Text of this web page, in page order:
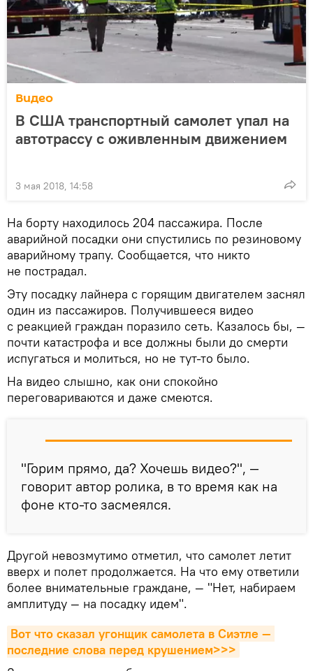
Видео
В США транспортный самолет упал на
автотрассу с оживленным движением
3 мая 2018, 14:58
На борту находилось 204 пассажира. После
аварийной посадки они спустились по резиновому
аварийному трапу. Сообщается, что никто
не пострадал.
Эту посадку лайнера с горящим двигателем заснял
один из пассажиров. Получившееся видео
с реакцией граждан поразило сеть. Казалось бы, —
почти катастрофа и все должны были до смерти
испугаться и молиться, но не тут-то было.
На видео слышно, как они спокойно
переговариваются и даже смеются.
"Горим прямо, да? Хочешь видео?", —
говорит автор ролика, в то время как на
фоне кто-то засмеялся.
Другой невозмутимо отметил, что самолет летит
вверх и полет продолжается. На что ему ответили
более внимательные граждане, — "Нет, набираем
амплитуду — на посадку идем".
Вот что сказал угонщик самолета в Сиэтле —
последние слова перед крушением>>>